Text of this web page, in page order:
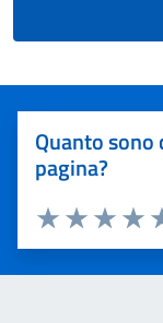
Quanto
pagina?
Valuta 3
Valuta 2
Valuta 1 stelle